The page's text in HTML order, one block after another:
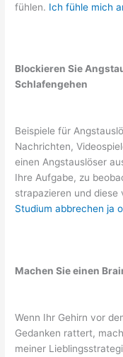
fühlen. Ich fühle mich
Blockieren Sie
Schlafengehen
Beispiele für
Nachrichten,
einen Angstauslöser
Ihre Aufgabe, zu
strapazieren und diese
Studium abbrechen ja
Machen Sie einen
Wenn Ihr Gehirn vor
Gedanken rattert,
meiner